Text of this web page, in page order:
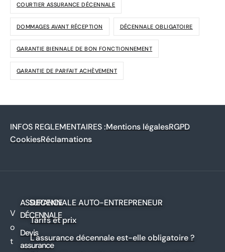
COURTIER ASSURANCE DÉCENNALE
DOMMAGES AVANT RÉCEPTION DÉCENNALE OBLIGATOIRE
GARANTIE BIENNALE DE BON FONCTIONNEMENT
GARANTIE DE PARFAIT ACHÈVEMENT
INFOS REGLEMENTAIRES :Mentions légalesRGPD
CookiesRéclamations
V
o
t
ASSURANCE
DÉCENNALE
Devis
assurance
DECENNALE AUTO-ENTREPRENEUR
Tarifs et prix
L'assurance décennale est-elle obligatoire ?